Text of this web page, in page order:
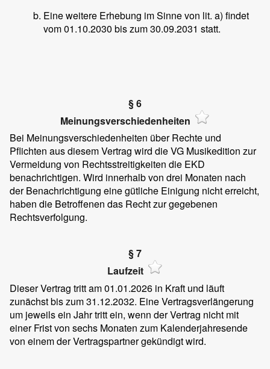
Eine weitere Erhebung im Sinne von lit. a) findet
vom 01.10.2030 bis zum 30.09.2031 statt.
§ 6
Meinungsverschiedenheiten
Bei Meinungsverschiedenheiten über Rechte und
Pflichten aus diesem Vertrag wird die VG Musikedition zur
Vermeidung von Rechtsstreitigkeiten die EKD
benachrichtigen. Wird innerhalb von drei Monaten nach
der Benachrichtigung eine gütliche Einigung nicht erreicht,
haben die Betroffenen das Recht zur gegebenen
Rechtsverfolgung.
§ 7
Laufzeit
Dieser Vertrag tritt am 01.01.2026 in Kraft und läuft
zunächst bis zum 31.12.2032. Eine Vertragsverlängerung
um jeweils ein Jahr tritt ein, wenn der Vertrag nicht mit
einer Frist von sechs Monaten zum Kalenderjahresende
von einem der Vertragspartner gekündigt wird.